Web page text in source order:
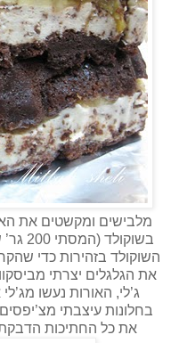
מלבישים ומקשטים את
השוקולד בזהירות כדי
את הגלגלים יצרתי
ג’לי, האורות נעשו
בחלונות עיצבתי
את כל החתיכות